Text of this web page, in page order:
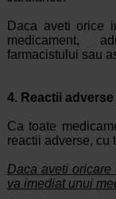
Daca aveti orice
medicament,
farmacistului sau
4. Reactii
Ca toate
reactii adverse, cu
Daca aveti
va imediat unui